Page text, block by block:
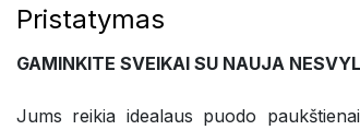
Pristatymas
GAMINKITE SVEIKAI SU NAUJA
Jums reikia idealaus puodo